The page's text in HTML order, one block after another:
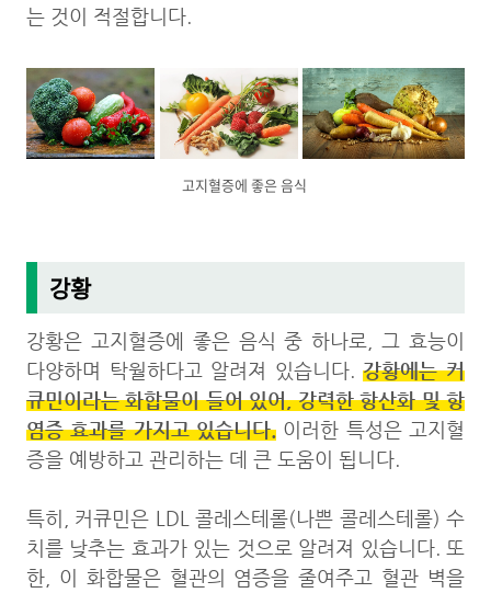
는 것이 적절합니다.
고지혈증에 좋은 음식
강황
강황은 고지혈증에 좋은 음식 중 하나로, 그 효능이
다양하며 탁월하다고 알려져 있습니다.강황에는 커
큐민이라는 화합물이 들어 있어, 강력한 항산화 및 항
염증 효과를 가지고 있습니다. 이러한 특성은 고지혈
증을 예방하고 관리하는 데 큰 도움이 됩니다.
특히, 커큐민은 LDL 콜레스테롤(나쁜 콜레스테롤) 수
치를 낮추는 효과가 있는 것으로 알려져 있습니다. 또
한, 이 화합물은 혈관의 염증을 줄여주고 혈관 벽을